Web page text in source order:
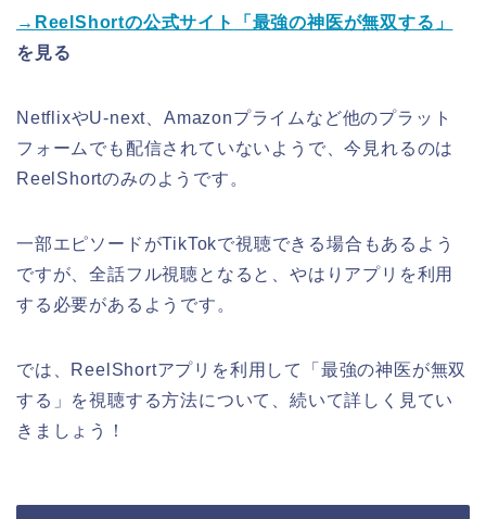
→ReelShortの公式サイト 「最強の神医が無双する 」
を見る
NetflixやU-next、Amazonプライムなど他のプラット
フォームでも配信されていないようで、今見れるのは
ReelShortのみのようです。
一部エピソードがTikTokで視聴できる場合もあるよう
ですが、全話フル視聴となると、やはりアプリを利用
する必要があるようです。
では、ReelShortアプリを利用して
「最強の神医が無双
する 」 を視聴する方法について、続いて詳しく見てい
きましょう！